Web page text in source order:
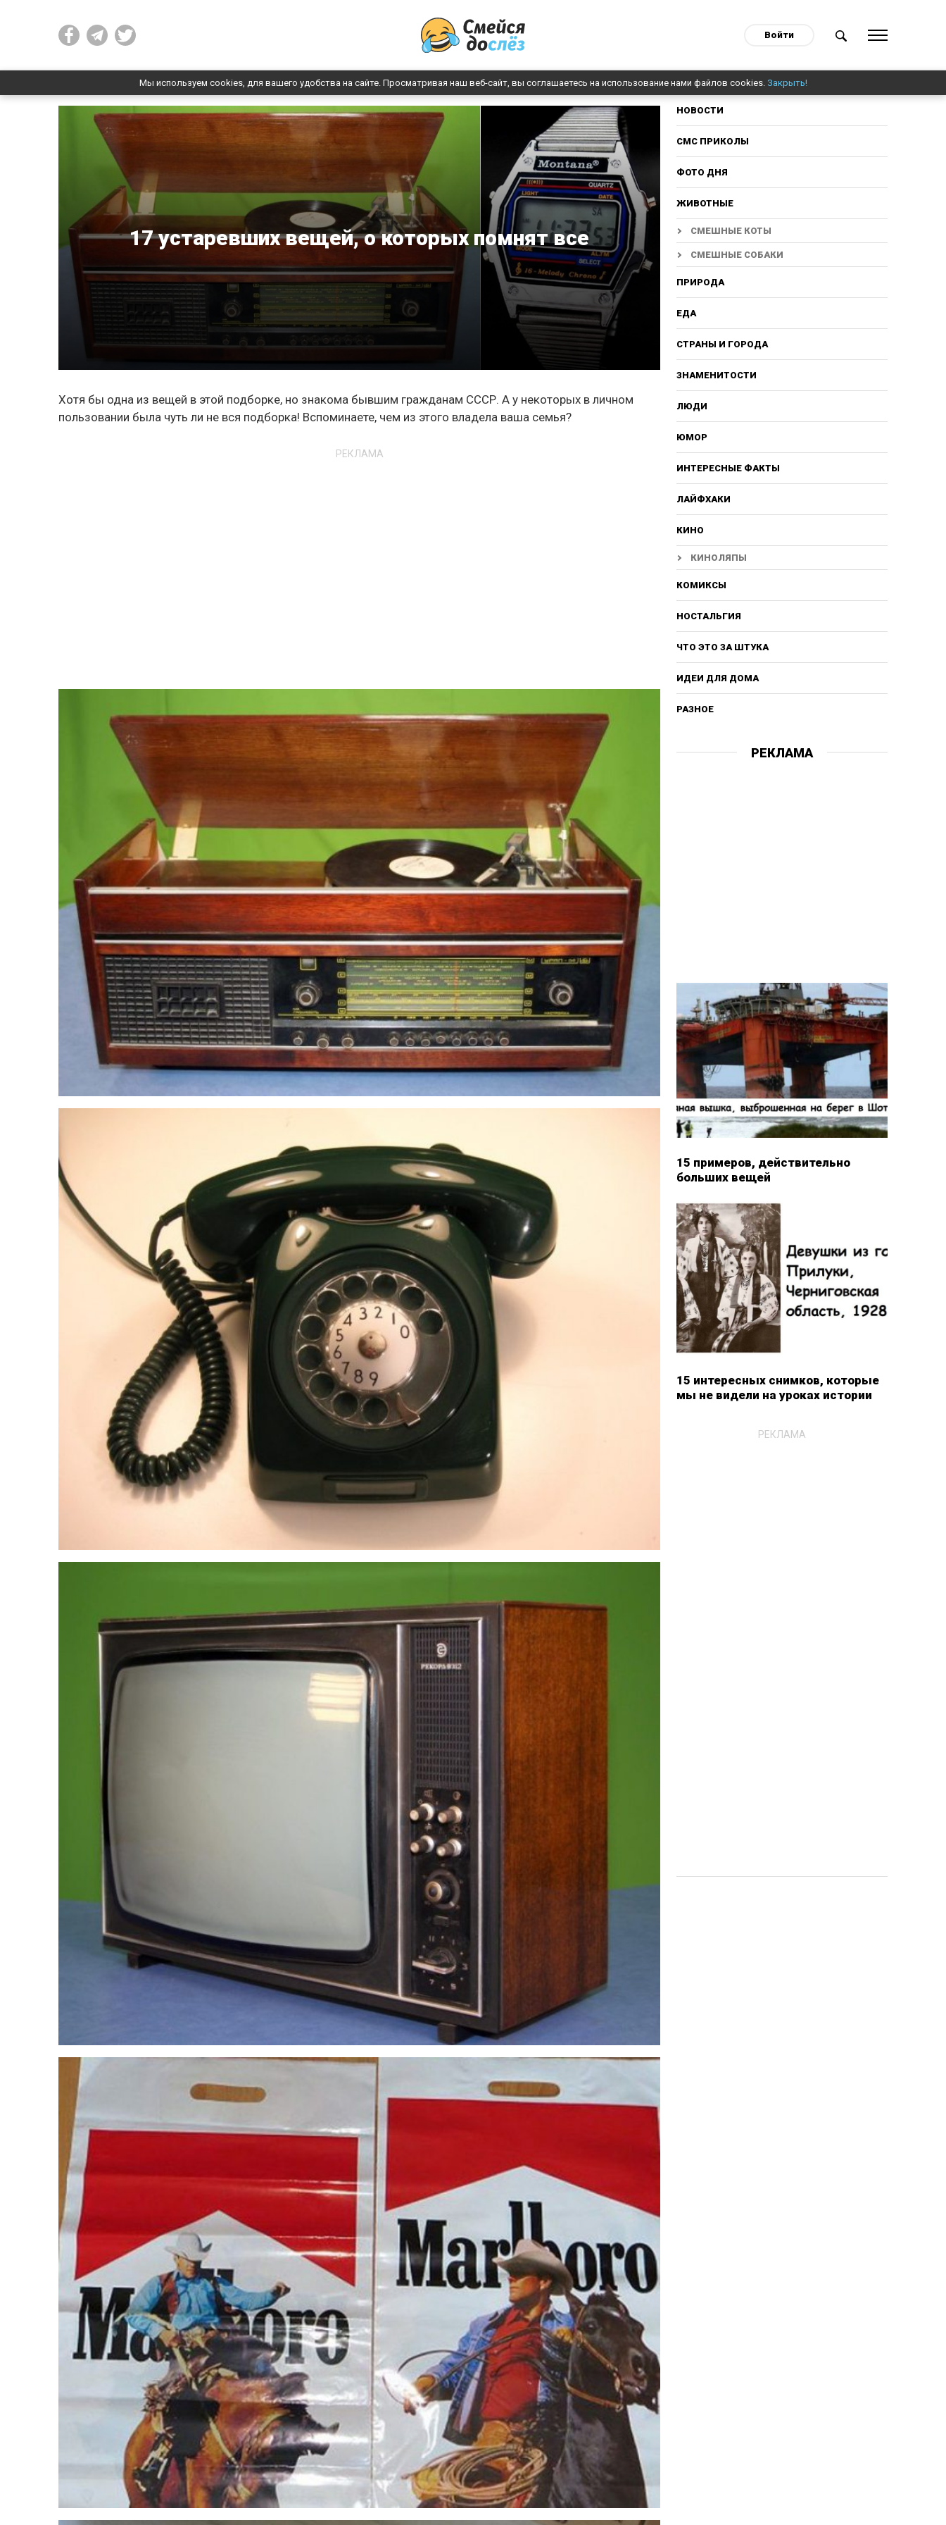
Войти
Мы используем cookies, для вашего удобства на сайте. Просматривая наш веб-сайт, вы соглашаетесь на использование нами файлов cookies. Закрыть!
17 устаревших вещей, о которых помнят все
Хотя бы одна из вещей в этой подборке, но знакома бывшим гражданам СССР. А у некоторых в личном
пользовании была чуть ли не вся подборка! Вспоминаете, чем из этого владела ваша семья?
РЕКЛАМА
НОВОСТИ
СМС ПРИКОЛЫ
ФОТО ДНЯ
ЖИВОТНЫЕ
СМЕШНЫЕ КОТЫ
СМЕШНЫЕ СОБАКИ
ПРИРОДА
ЕДА
СТРАНЫ И ГОРОДА
ЗНАМЕНИТОСТИ
ЛЮДИ
ЮМОР
ИНТЕРЕСНЫЕ ФАКТЫ
ЛАЙФХАКИ
КИНО
КИНОЛЯПЫ
КОМИКСЫ
НОСТАЛЬГИЯ
ЧТО ЭТО ЗА ШТУКА
ИДЕИ ДЛЯ ДОМА
РАЗНОЕ
РЕКЛАМА
15 примеров, действительно
больших вещей
15 интересных снимков, которые
мы не видели на уроках истории
РЕКЛАМА